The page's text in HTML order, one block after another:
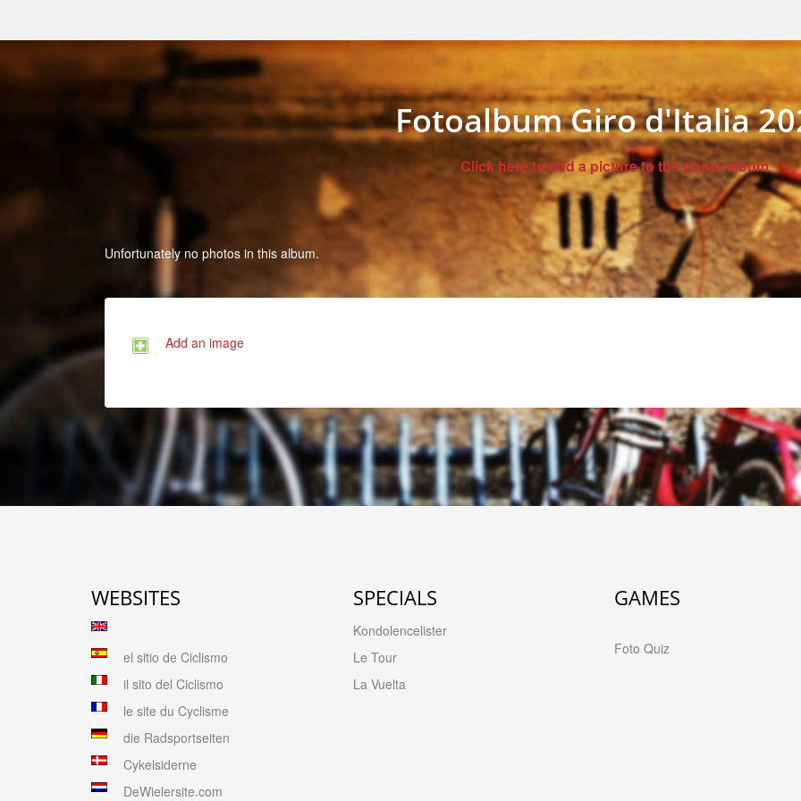
Fotoalbum Giro d'Italia
Click here to add a picture to the photo album
Unfortunately no photos in this album.
Add an image
WEBSITES
el sitio de Ciclismo
il sito del Ciclismo
le site du Cyclisme
die Radsportseiten
Cykelsiderne
DeWielersite.com
SPECIALS
Kondolencelister
Le Tour
La Vuelta
GAMES
Foto Quiz